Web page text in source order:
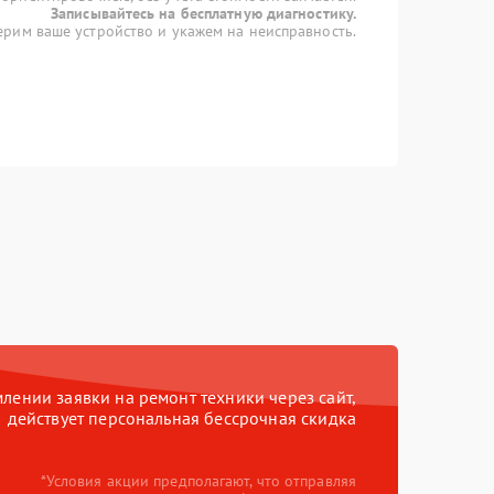
Записывайтесь на бесплатную диагностику.
ваше устройство и укажем на неисправность.
заявки на ремонт техники через сайт,
действует персональная бессрочная скидка
*Условия акции предполагают, что отправляя